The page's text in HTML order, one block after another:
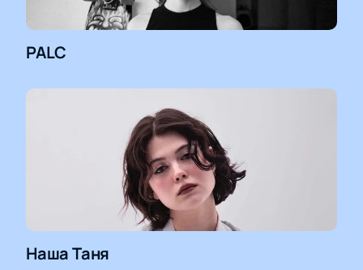
PALC
Наша Таня